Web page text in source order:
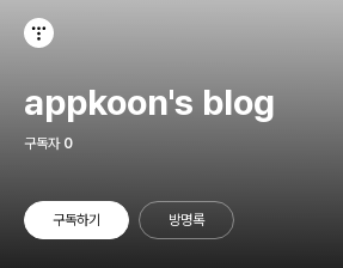
appkoon's blog
구독자 0
구독하기 방명록